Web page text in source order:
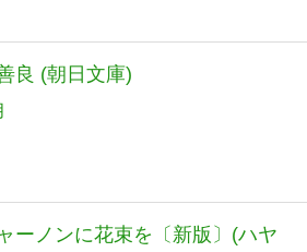
良 (朝日文庫)
ーノンに花束を〔新版〕(ハヤ